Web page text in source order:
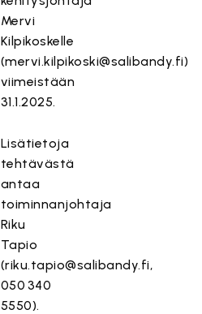
Mervi
Kilpikoskelle
(mervi.kilpikoski@salibandy.fi)
viimeistään
31.1.2025.
Lisätietoja
tehtävästä
antaa
toiminnanjohtaja
Riku
Tapio
(riku.tapio@salibandy.fi,
050 340
5550).